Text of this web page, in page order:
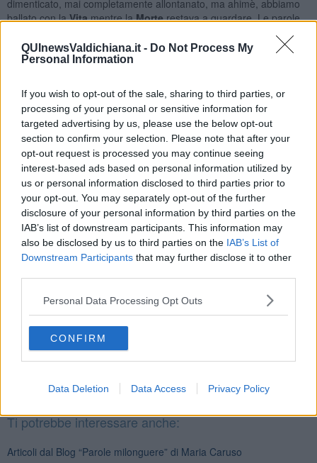
QUInewsValdichiana.it - Do Not Process My
Personal Information
If you wish to opt-out of the sale, sharing to third parties, or
processing of your personal or sensitive information for
targeted advertising by us, please use the below opt-out
section to confirm your selection. Please note that after your
opt-out request is processed you may continue seeing
interest-based ads based on personal information utilized by
us or personal information disclosed to third parties prior to
your opt-out. You may separately opt-out of the further
disclosure of your personal information by third parties on the
IAB’s list of downstream participants. This information may
also be disclosed by us to third parties on the IAB’s List of
Downstream Participants that may further disclose it to other
Personal Data Processing Opt Outs
CONFIRM
Data Deletion Data Access Privacy Policy
dimenticato, mai completamente allontanato, ma ahimè, abbiamo
ballato con laVitamentre laMorterestava a guardare. Le parole
esperienze complesse del passato, ciò che era stato conservato
nella memoria ma insistentemente rievocato dalla nostra mente
Per associazioni di idee la mia mente vaga sul significato del
ricordo come l’impronta di una o più vicende fissate nella coscienza
ma onorate dalla memoria più o meno intensamente, ogni qualvolta
ne sentiamo la necessità, affinché il sussurro delle persone che
non vediamo più, diventi un ricordo sereno velato, coperto capace
di eliminare soprattutto ciò che ci fa più male. Del mio ballerino non
vi è più traccia ma il Tango aiuta anche in questo, lambisce cioè le
ferite e allevia il cuore, dai pesi maggiormente portati, volando al di
sopra della realtà, Ad ogni modo egli, rimarrà nella mia memoria
come evento nostalgico, non doloroso, semmai ricordato, con un
sorriso tra le labbra, lievemente triste.
Maria Caruso
Se vuoi leggere le notizie principali della Toscana iscriviti alla
Newsletter QUInews - ToscanaMedia.Arriva gratis tutti i giorni
alle 20:00 direttamente nella tua casella di posta.
Ti potrebbe interessare anche:
Articoli dal Blog “Parole milonguere” di Maria Caruso